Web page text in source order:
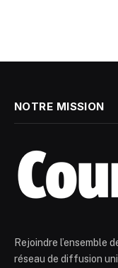
NOTRE MISSION
Rejoindre l’ensemble
réseau de diffusion